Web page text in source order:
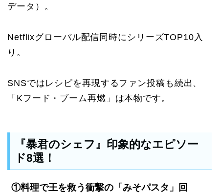
データ）。
Netflixグローバル配信同時にシリーズTOP10入
り。
SNSではレシピを再現するファン投稿も続出、
「Kフード・ブーム再燃」は本物です。
『暴君のシェフ』印象的なエピソー
ド8選！
①料理で王を救う衝撃の「みそパスタ」回